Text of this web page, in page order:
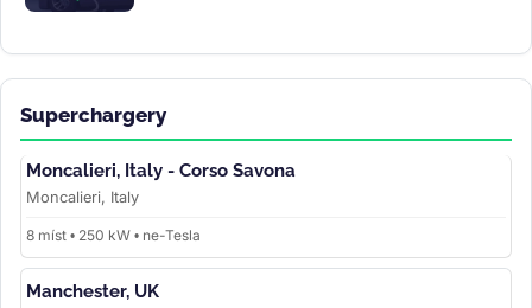
Superchargery
Moncalieri, Italy - Corso Savona
Moncalieri, Italy
8 míst • 250 kW • ne-Tesla
Manchester, UK